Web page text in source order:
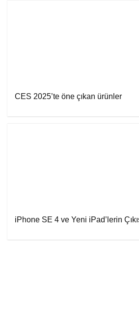
CES 2025’te öne çıkan ürünler
iPhone SE 4 ve Yeni iPad’lerin